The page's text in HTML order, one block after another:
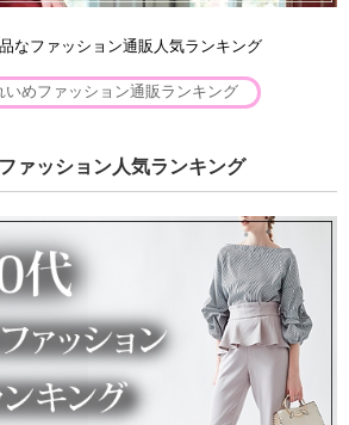
なファッション通販人気ランキング
いめファッション通販ランキング
ァッション人気ランキング